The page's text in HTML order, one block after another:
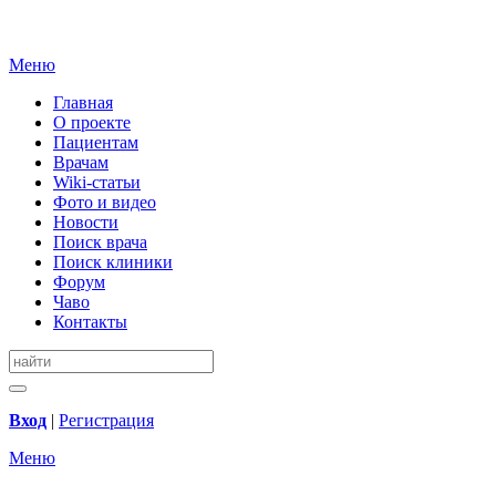
Меню
Главная
О проекте
Пациентам
Врачам
Wiki-статьи
Фото и видео
Новости
Поиск врача
Поиск клиники
Форум
Чаво
Контакты
Вход | Регистрация
Меню